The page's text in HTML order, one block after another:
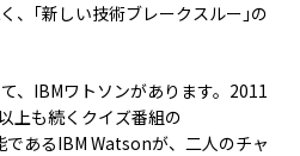
、｢新しい技術ブレークスルー｣の
、IBMワトソンがあります。2011
上も続くクイズ番組の
であるIBM Watsonが、二人のチャ